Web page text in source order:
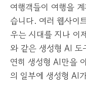
여행객들이 여행을
습니다. 여러 웹사이
우는 시대를 지나 이
와 같은 생성형 AI
연히 생성형 AI만을
의 일부에 생성형 AI